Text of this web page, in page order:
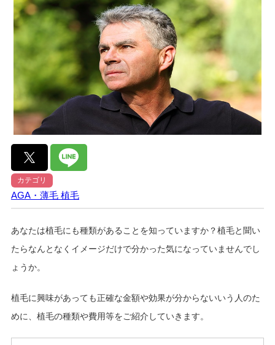
カテゴリ
AGA・薄毛 植毛
あなたは植毛にも種類があることを知っていますか？植毛と聞い
たらなんとなくイメージだけで分かった気になっていませんでし
ょうか。
植毛に興味があっても正確な金額や効果が分からないいう人のた
めに、植毛の種類や費用等をご紹介していきます。